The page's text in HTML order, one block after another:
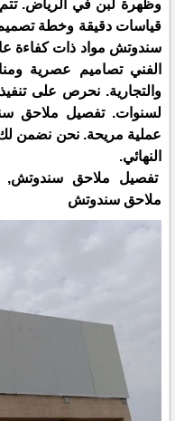
وظهرة لبن في الرياض.
قياسات دقيقة وخطة
سندوتش مواد ذات كفاءة
الفني تصاميم عصرية
والتجارية. نحرص على
لسنوات. تفصيل ملاحق
عملية مريحة. نحن نضمن لك
النهائي.
تفصيل ملاحق سندوتش,
ملاحق سندوتش